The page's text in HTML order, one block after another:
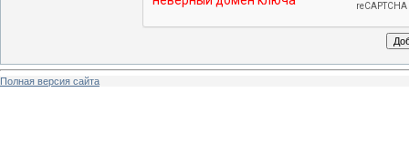
Полная версия сайта